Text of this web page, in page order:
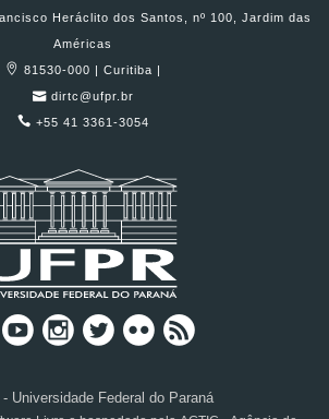
Heráclito dos Santos, nº 100, Jardim das
Américas
81530-000 | Curitiba |
dirtc@ufpr.br
+55 41 3361-3054
Universidade Federal do Paraná